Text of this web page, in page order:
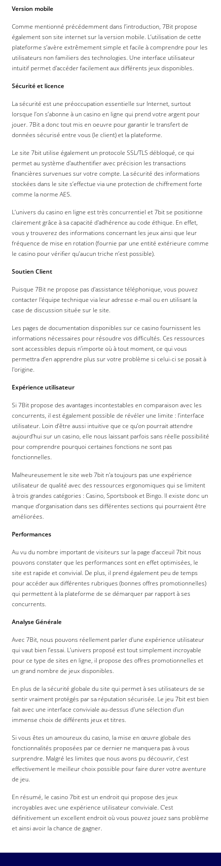
Version mobile
Comme mentionné précédemment dans l’introduction, 7Bit propose
également son site internet sur la version mobile. L’utilisation de cette
plateforme s’avère extrêmement simple et facile à comprendre pour les
utilisateurs non familiers des technologies. Une interface utilisateur
intuitif permet d'accéder facilement aux différents jeux disponibles.
Sécurité et licence
La sécurité est une préoccupation essentielle sur Internet, surtout
lorsque l’on s’abonne à un casino en ligne qui prend votre argent pour
jouer. 7Bit a donc tout mis en oeuvre pour garantir le transfert de
données sécurisé entre vous (le client) et la plateforme.
Le site 7bit utilise également un protocole SSL/TLS débloqué, ce qui
permet au système d'authentifier avec précision les transactions
financières survenues sur votre compte. La sécurité des informations
stockées dans le site s’effectue via une protection de chiffrement forte
comme la norme AES.
L’univers du casino en ligne est très concurrentiel et 7bit se positionne
clairement grâce à sa capacité d'adhérence au code éthique. En effet,
vous y trouverez des informations concernant les jeux ainsi que leur
fréquence de mise en rotation (fournie par une entité extérieure comme
le casino pour vérifier qu’aucun triche n’est possible).
Soutien Client
Puisque 7Bit ne propose pas d'assistance téléphonique, vous pouvez
contacter l'équipe technique via leur adresse e-mail ou en utilisant la
case de discussion située sur le site.
Les pages de documentation disponibles sur ce casino fournissent les
informations nécessaires pour résoudre vos difficultés. Ces ressources
sont accessibles depuis n’importe où à tout moment, ce qui vous
permettra d’en apprendre plus sur votre problème si celui-ci se posait à
l'origine.
Expérience utilisateur
Si 7Bit propose des avantages incontestables en comparaison avec les
concurrents, il est également possible de révéler une limite : l’interface
utilisateur. Loin d’être aussi intuitive que ce qu’on pourrait attendre
aujourd’hui sur un casino, elle nous laissant parfois sans réelle possibilité
pour comprendre pourquoi certaines fonctions ne sont pas
fonctionnelles.
Malheureusement le site web 7bit n'a toujours pas une expérience
utilisateur de qualité avec des ressources ergonomiques qui se limitent
à trois grandes catégories : Casino, Sportsbook et Bingo. Il existe donc un
manque d’organisation dans ses différentes sections qui pourraient être
améliorées.
Performances
Au vu du nombre important de visiteurs sur la page d’acceuil 7bit nous
pouvons constater que les performances sont en effet optimisées, le
site est rapide et convivial. De plus, il prend également peu de temps
pour accéder aux différentes rubriques (bonnes offres promotionnelles)
qui permettent à la plateforme de se démarquer par rapport à ses
concurrents.
Analyse Générale
Avec 7Bit, nous pouvons réellement parler d'une expérience utilisateur
qui vaut bien l’essai. L’univers proposé est tout simplement incroyable
pour ce type de sites en ligne, il propose des offres promotionnelles et
un grand nombre de jeux disponibles.
En plus de la sécurité globale du site qui permet à ses utilisateurs de se
sentir vraiment protégés par sa réputation sécurisée. Le jeu 7bit est bien
fait avec une interface conviviale au-dessus d'une sélection d'un
immense choix de différents jeux et titres.
Si vous êtes un amoureux du casino, la mise en œuvre globale des
fonctionnalités proposées par ce dernier ne manquera pas à vous
surprendre. Malgré les limites que nous avons pu découvrir, c’est
effectivement le meilleur choix possible pour faire durer votre aventure
de jeu.
En résumé, le casino 7bit est un endroit qui propose des jeux
incroyables avec une expérience utilisateur conviviale. C'est
définitivement un excellent endroit où vous pouvez jouez sans problème
et ainsi avoir la chance de gagner.